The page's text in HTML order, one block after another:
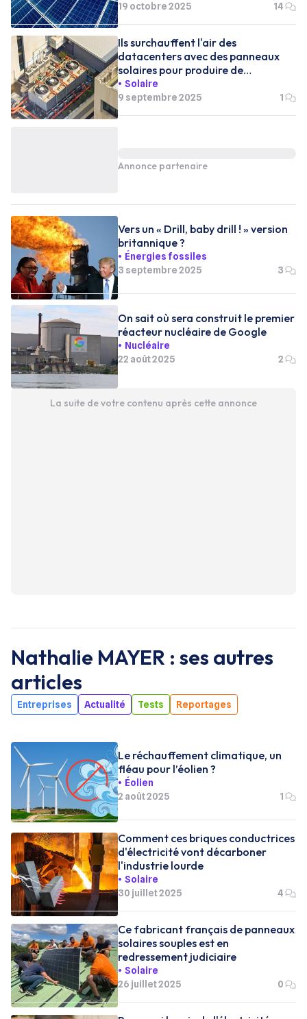
19 octobre 2025
14
Ils surchauffent l'air des
datacenters avec des panneaux
solaires pour produire de
l'électricité
Solaire
9 septembre 2025
1
Annonce partenaire
Vers un « Drill, baby drill ! » version
britannique ?
Énergies fossiles
3 septembre 2025
3
On sait où sera construit le premier
réacteur nucléaire de Google
Nucléaire
22 août 2025
2
La suite de votre contenu après cette annonce
Nathalie MAYER : ses autres
articles
Entreprises Actualité Tests Reportages
Le réchauffement climatique, un
fléau pour l’éolien ?
Éolien
2 août 2025
1
Comment ces briques conductrices
d'électricité vont décarboner
l'industrie lourde
Solaire
30 juillet 2025
4
Ce fabricant français de panneaux
solaires souples est en
redressement judiciaire
Solaire
26 juillet 2025
0